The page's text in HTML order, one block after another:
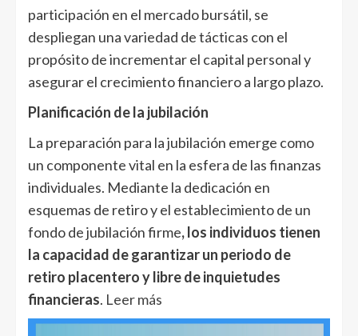
participación en el mercado bursátil, se
despliegan una variedad de tácticas con el
propósito de incrementar el capital personal y
asegurar el crecimiento financiero a largo plazo.
Planificación de la jubilación
La preparación para la jubilación emerge como
un componente vital en la esfera de las finanzas
individuales. Mediante la dedicación en
esquemas de retiro y el establecimiento de un
fondo de jubilación firme, los individuos tienen
la capacidad de garantizar un periodo de
retiro placentero y libre de inquietudes
financieras. Leer más